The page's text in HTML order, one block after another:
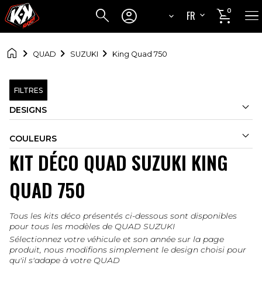
 
FR
EN

0 
 QUAD SUZUKI King Quad 750
FILTRES
DESIGNS 
COULEURS 
KIT DÉCO QUAD SUZUKI KING
QUAD 750
Tous les kits déco présentés ci-dessous sont disponibles
pour tous les modèles de QUAD SUZUKI
Sélectionnez votre véhicule et son année sur la page
produit, nous modifions simplement le design choisi pour
qu'il s'adape à votre QUAD